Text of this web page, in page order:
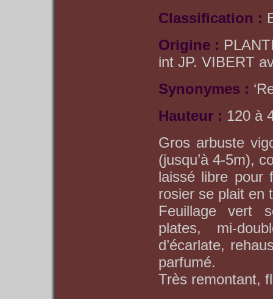
Classification :
Origine :
int JP. VIBERT
Synonymes :
Hauteur : 120 à
Gros arbuste
(jusqu’à 4-5m),
laissé libre pour
rosier se plait en
Feuillage vert
plates, mi-
d’écarlate,
parfumé.
Très remontant,